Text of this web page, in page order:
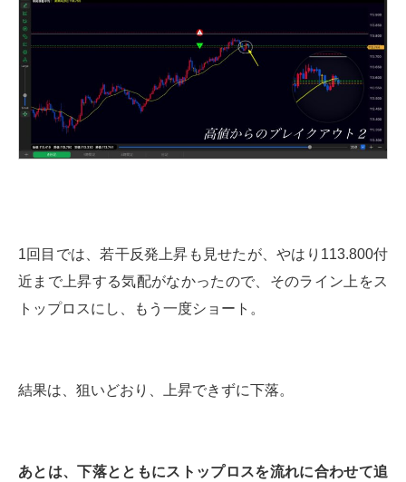
1回目では、若干反発上昇も見せたが、やはり113.800付
近まで上昇する気配がなかったので、そのライン上をス
トップロスにし、もう一度ショート。
結果は、狙いどおり、上昇できずに下落。
あとは、下落とともにストップロスを流れに合わせて追